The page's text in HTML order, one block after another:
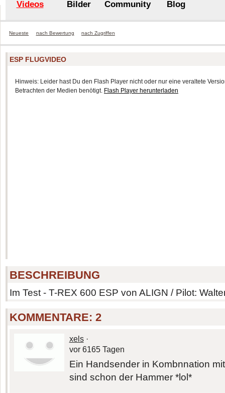
Videos Bilder Community Blog
Neueste nach Bewertung nach Zugriffen
ESP FLUGVIDEO
Hinweis: Leider hast Du den Flash Player nicht oder nur eine veraltete
Betrachten der Medien benötigt. Flash Player herunterladen
BESCHREIBUNG
Im Test - T-REX 600 ESP von ALIGN / Pilot:
KOMMENTARE:2
xels·
vor 6165 Tagen
Ein Handsender in Kombnnation
sind schon der Hammer *lol*